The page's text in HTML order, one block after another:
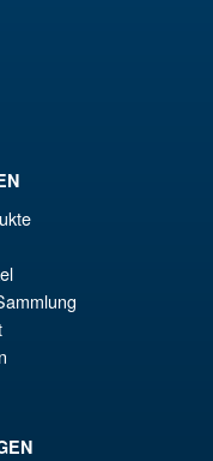
(The Ghost
Action Figure
Rei Ayanami
Evangelion
( Reissue )